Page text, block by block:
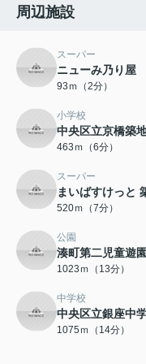
周辺施設
スーパー
ニューみ乃り屋
93ｍ（2分）
小学校
中央区立京橋築
463ｍ（6分）
スーパー
まいばすけっと
520ｍ（7分）
公園
湊町第二児童遊園
1023ｍ（13分）
中学校
中央区立銀座中
1075ｍ（14分）